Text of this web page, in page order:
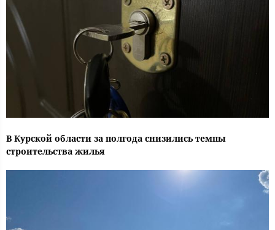
В Курской области за полгода снизились темпы
строительства жилья